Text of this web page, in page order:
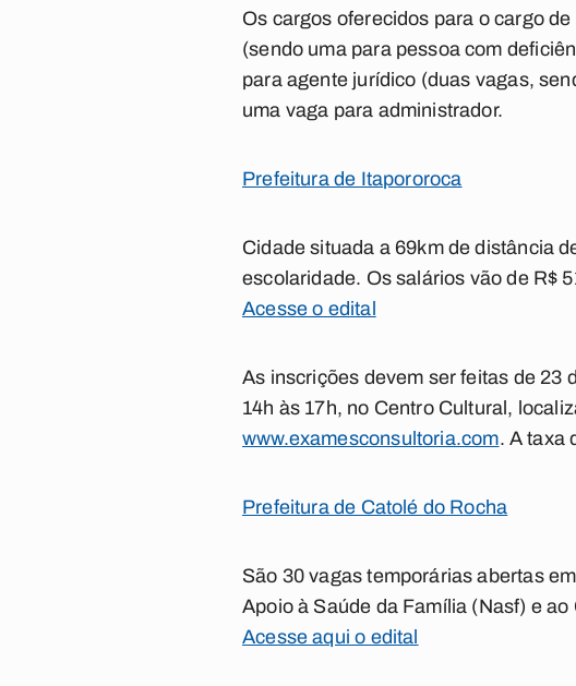
Os cargos oferecidos para o cargo
(sendo uma para pessoa com
para agente jurídico (duas vagas,
uma vaga para administrador.
Prefeitura de Itapororoca
Cidade situada a 69km de distância
escolaridade. Os salários vão de R$
Acesse o edital
As inscrições devem ser feitas de 23
14h às 17h, no Centro Cultural,
www.examesconsultoria.com. A taxa
Prefeitura de Catolé do Rocha
São 30 vagas temporárias abertas
Apoio à Saúde da Família (Nasf) e
Acesse aqui o edital